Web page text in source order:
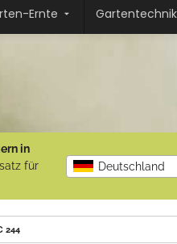
Ernte Gartentechnik
in
für
Deutschland
244